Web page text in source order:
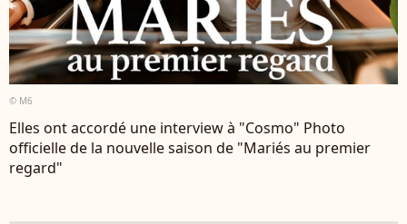
© M6
Elles ont accordé une interview à "Cosmo" Photo
officielle de la nouvelle saison de "Mariés au premier
regard"